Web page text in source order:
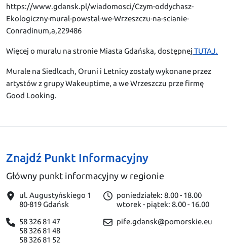
https://www.gdansk.pl/wiadomosci/Czym-oddychasz-
Ekologiczny-mural-powstal-we-Wrzeszczu-na-scianie-
Conradinum,a,229486
Więcej o muralu na stronie Miasta Gdańska, dostępnej TUTAJ.
Murale na Siedlcach, Oruni i Letnicy zostały wykonane przez
artystów z grupy Wakeuptime, a we Wrzeszczu prze firmę
Good Looking.
Znajdź Punkt Informacyjny
Główny punkt informacyjny w regionie
ul. Augustyńskiego 1
80-819 Gdańsk
58 326 81 47
58 326 81 48
58 326 81 52
poniedziałek: 8.00 - 18.00
wtorek - piątek: 8.00 - 16.00
pife.gdansk@pomorskie.eu